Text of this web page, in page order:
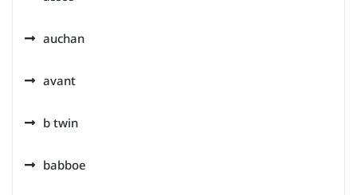
auchan
avant
b twin
babboe